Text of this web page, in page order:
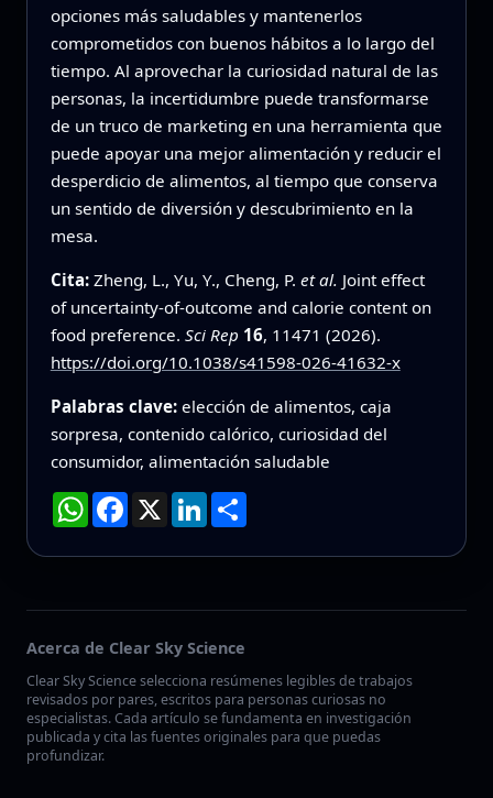
opciones más saludables y mantenerlos
comprometidos con buenos hábitos a lo largo del
tiempo. Al aprovechar la curiosidad natural de las
personas, la incertidumbre puede transformarse
de un truco de marketing en una herramienta que
puede apoyar una mejor alimentación y reducir el
desperdicio de alimentos, al tiempo que conserva
un sentido de diversión y descubrimiento en la
mesa.
Cita: Zheng, L., Yu, Y., Cheng, P. et al. Joint effect
of uncertainty-of-outcome and calorie content on
food preference. Sci Rep 16, 11471 (2026).
https://doi.org/10.1038/s41598-026-41632-x
Palabras clave: elección de alimentos, caja
sorpresa, contenido calórico, curiosidad del
consumidor, alimentación saludable
WhatsApp
Facebook
X LinkedInCompartir
Acerca de Clear Sky Science
Clear Sky Science selecciona resúmenes legibles de trabajos
revisados por pares, escritos para personas curiosas no
especialistas. Cada artículo se fundamenta en investigación
publicada y cita las fuentes originales para que puedas
profundizar.